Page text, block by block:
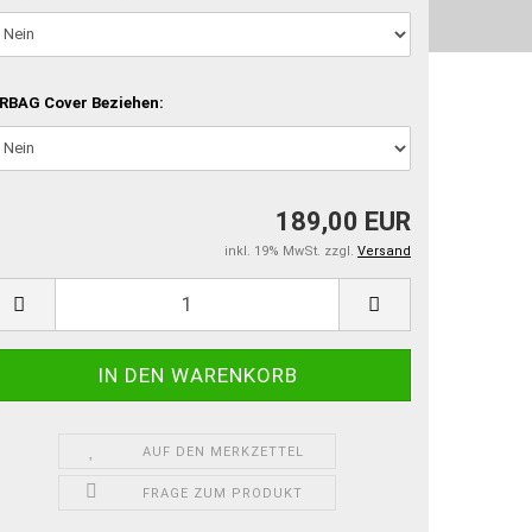
Cover Beziehen:
189,00 EUR
inkl. 19% MwSt. zzgl. Versand
AUF DEN MERKZETTEL
FRAGE ZUM PRODUKT